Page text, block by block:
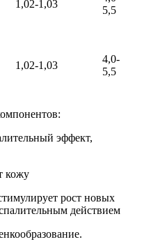
1,02-1,03
5,5
1,02-1,03
4,0-
5,5
эффект,
кожу
рост новых
действием